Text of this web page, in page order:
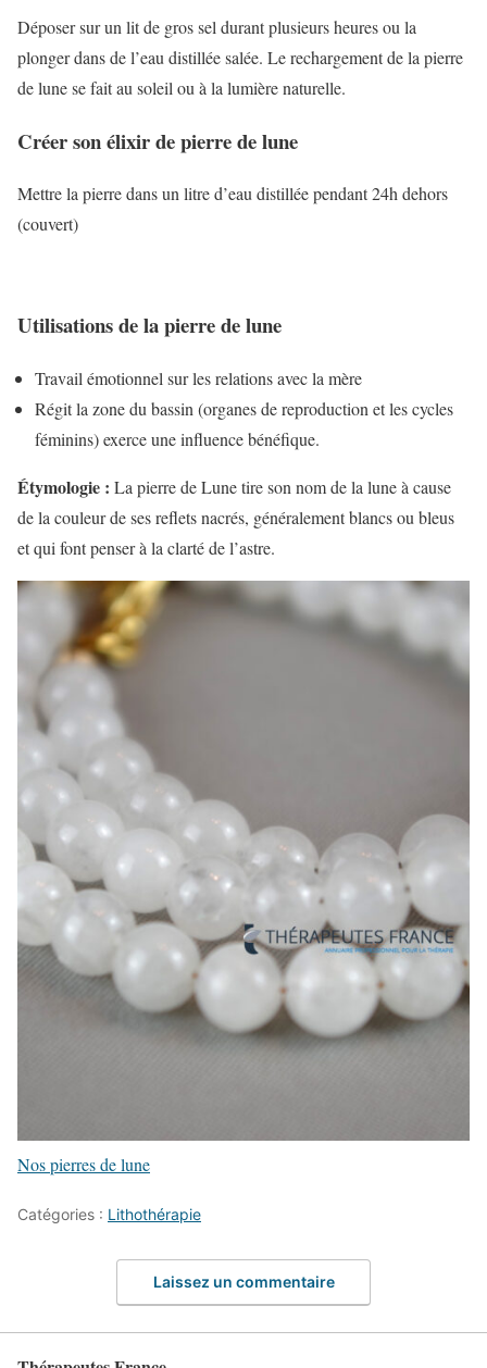
Déposer sur un lit de gros sel durant plusieurs heures ou la
plonger dans de l’eau distillée salée. Le rechargement de la pierre
de lune se fait au soleil ou à la lumière naturelle.
Créer son élixir de pierre de lune
Mettre la pierre dans un litre d’eau distillée pendant 24h dehors
(couvert)
Utilisations de la pierre de lune
Travail émotionnel sur les relations avec la mère
Régit la zone du bassin (organes de reproduction et les cycles
féminins) exerce une influence bénéfique.
Étymologie : La pierre de Lune tire son nom de la lune à cause
de la couleur de ses reflets nacrés, généralement blancs ou bleus
et qui font penser à la clarté de l’astre.
Nos pierres de lune
Catégories : Lithothérapie
Laissez un commentaire